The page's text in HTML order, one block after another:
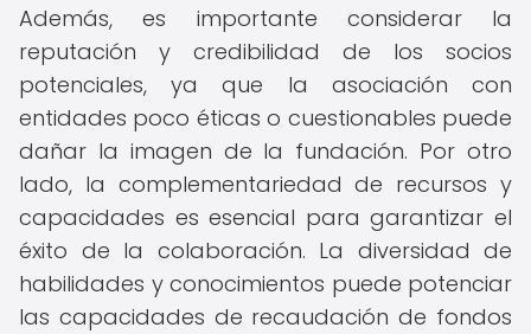
Además, es importante considerar la
reputación y credibilidad de los socios
potenciales, ya que la asociación con
entidades poco éticas o cuestionables puede
dañar la imagen de la fundación. Por otro
lado, la complementariedad de recursos y
capacidades es esencial para garantizar el
éxito de la colaboración. La diversidad de
habilidades y conocimientos puede potenciar
las capacidades de recaudación de fondos